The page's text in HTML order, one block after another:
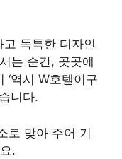
독특한 디자인
는 순간, 곳곳에
‘역시 W호텔이구
니다.
로 맞아 주어 기
.